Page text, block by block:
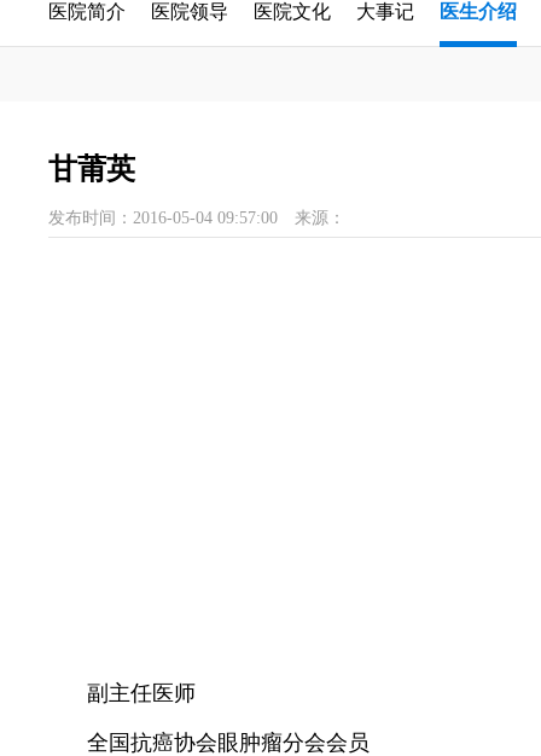
医院简介 医院领导 医院文化 大事记 医生介绍
甘莆英
发布时间：2016-05-04 09:57:00 来源：
副主任医师
全国抗癌协会眼肿瘤分会会员